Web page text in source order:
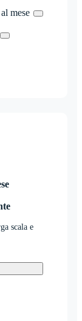
mese
scala e